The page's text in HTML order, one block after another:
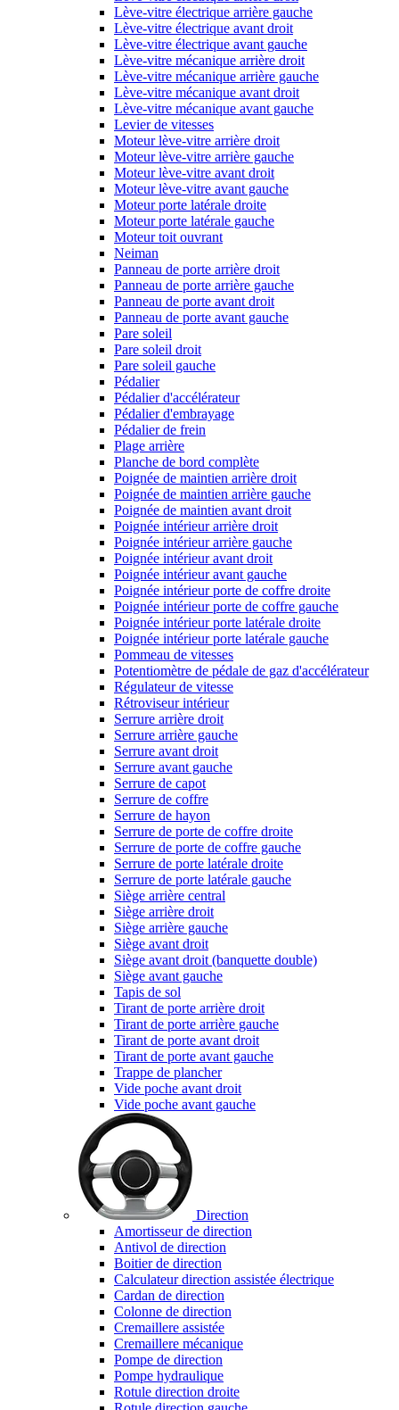
Lève-vitre électrique arrière gauche
Lève-vitre électrique avant droit
Lève-vitre électrique avant gauche
Lève-vitre mécanique arrière droit
Lève-vitre mécanique arrière gauche
Lève-vitre mécanique avant droit
Lève-vitre mécanique avant gauche
Levier de vitesses
Moteur lève-vitre arrière droit
Moteur lève-vitre arrière gauche
Moteur lève-vitre avant droit
Moteur lève-vitre avant gauche
Moteur porte latérale droite
Moteur porte latérale gauche
Moteur toit ouvrant
Neiman
Panneau de porte arrière droit
Panneau de porte arrière gauche
Panneau de porte avant droit
Panneau de porte avant gauche
Pare soleil
Pare soleil droit
Pare soleil gauche
Pédalier
Pédalier d'accélérateur
Pédalier d'embrayage
Pédalier de frein
Plage arrière
Planche de bord complète
Poignée de maintien arrière droit
Poignée de maintien arrière gauche
Poignée de maintien avant droit
Poignée intérieur arrière droit
Poignée intérieur arrière gauche
Poignée intérieur avant droit
Poignée intérieur avant gauche
Poignée intérieur porte de coffre droite
Poignée intérieur porte de coffre gauche
Poignée intérieur porte latérale droite
Poignée intérieur porte latérale gauche
Pommeau de vitesses
Potentiomètre de pédale de gaz d'accélérateur
Régulateur de vitesse
Rétroviseur intérieur
Serrure arrière droit
Serrure arrière gauche
Serrure avant droit
Serrure avant gauche
Serrure de capot
Serrure de coffre
Serrure de hayon
Serrure de porte de coffre droite
Serrure de porte de coffre gauche
Serrure de porte latérale droite
Serrure de porte latérale gauche
Siège arrière central
Siège arrière droit
Siège arrière gauche
Siège avant droit
Siège avant droit (banquette double)
Siège avant gauche
Tapis de sol
Tirant de porte arrière droit
Tirant de porte arrière gauche
Tirant de porte avant droit
Tirant de porte avant gauche
Trappe de plancher
Vide poche avant droit
Vide poche avant gauche
Direction
Amortisseur de direction
Antivol de direction
Boitier de direction
Calculateur direction assistée électrique
Cardan de direction
Colonne de direction
Cremaillere assistée
Cremaillere mécanique
Pompe de direction
Pompe hydraulique
Rotule direction droite